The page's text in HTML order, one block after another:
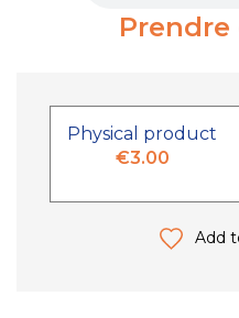
Physical product
€3.00
Add